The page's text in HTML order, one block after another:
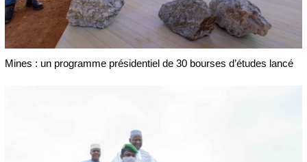
Mines : un programme présidentiel de 30 bourses d’études lancé